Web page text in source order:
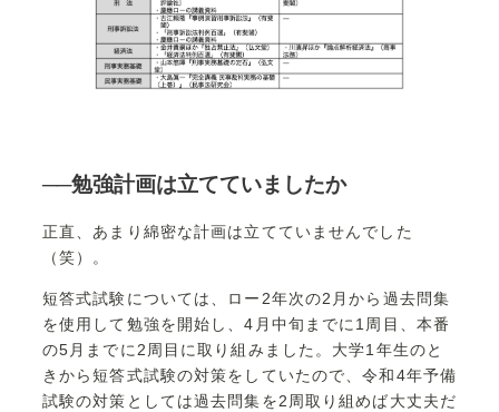
──勉強計画は立てていましたか
正直、あまり綿密な計画は立てていませんでした
（笑）。
短答式試験については、ロー2年次の2月から過去問集
を使用して勉強を開始し、4月中旬までに1周目、本番
の5月までに2周目に取り組みました。大学1年生のと
きから短答式試験の対策をしていたので、令和4年予備
試験の対策としては過去問集を2周取り組めば大丈夫だ